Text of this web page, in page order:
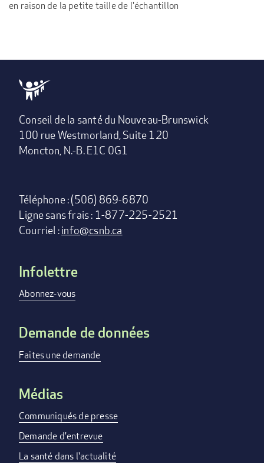
en raison de la petite taille de l'échantillon
Conseil de la santé du Nouveau-Brunswick
100 rue Westmorland, Suite 120
Moncton, N.-B. E1C 0G1
Téléphone : (506) 869-6870
Ligne sans frais : 1-877-225-2521
Courriel :info@csnb.ca
Footer
menu
Infolettre
Abonnez-vous
Demande de données
Faites une demande
Médias
Communiqués de presse
Demande d'entrevue
La santé dans l'actualité